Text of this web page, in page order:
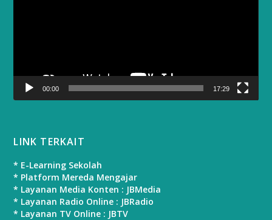
00:00 17:29
LINK TERKAIT
* E-Learning Sekolah
* Platform Mereda Mengajar
* Layanan Media Konten : JBMedia
* Layanan Radio Online : JBRadio
* Layanan TV Online : JBTV